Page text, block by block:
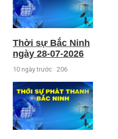
Thời sự Bắc Ninh
ngày 28-07-2026
10 ngày trước 206